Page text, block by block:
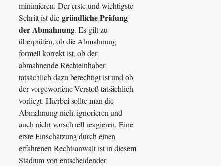
minimieren. Der erste und wichtigste
Schritt ist die gründliche Prüfung
der Abmahnung. Es gilt zu
überprüfen, ob die Abmahnung
formell korrekt ist, ob der
abmahnende Rechteinhaber
tatsächlich dazu berechtigt ist und ob
der vorgeworfene Verstoß tatsächlich
vorliegt. Hierbei sollte man die
Abmahnung nicht ignorieren und
auch nicht vorschnell reagieren. Eine
erste Einschätzung durch einen
erfahrenen Rechtsanwalt ist in diesem
Stadium von entscheidender